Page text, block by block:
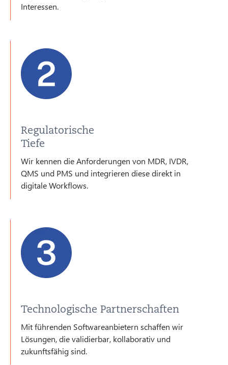
Interessen.
Regulatorische
Tiefe
Wir kennen die Anforderungen von MDR, IVDR,
QMS und PMS und integrieren diese direkt in
digitale Workflows.
Technologische Partnerschaften
Mit führenden Softwareanbietern schaffen wir
Lösungen, die validierbar, kollaborativ und
zukunftsfähig sind.